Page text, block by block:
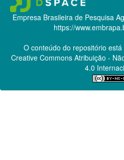
Empresa Brasileira de Pesquisa
https://
O conteúdo do repositório
Creative CommonsAtribuição -
4.0